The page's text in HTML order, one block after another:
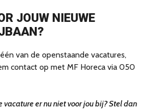
JOUW NIEUWE
van de openstaande vacatures,
contact op met MF Horeca via 050
vacature er nu niet voor jou bij? Stel dan